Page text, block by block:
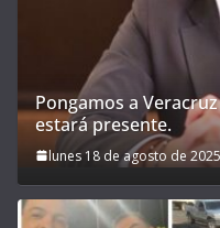
Pongamos a
estará presente.
lunes 18 de agosto de 2025